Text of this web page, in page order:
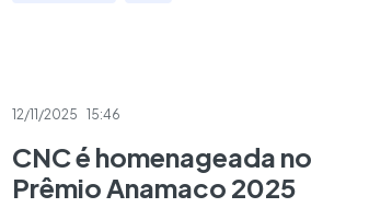
12/11/2025 15:46
CNC é homenageada no
Prêmio Anamaco 2025